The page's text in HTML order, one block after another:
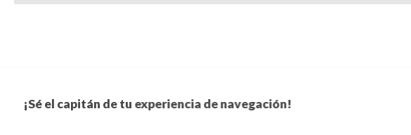
¡Sé el capitán de tu experiencia de navegación!
Suscríbete a nuestro boletín